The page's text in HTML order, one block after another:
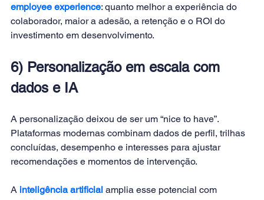
employee experience: quanto melhor a experiência do
colaborador, maior a adesão, a retenção e o ROI do
investimento em desenvolvimento.
6) Personalização em escala com
dados e IA
A personalização deixou de ser um “nice to have”.
Plataformas modernas combinam dados de perfil, trilhas
concluídas, desempenho e interesses para ajustar
recomendações e momentos de intervenção.
A inteligência artificial amplia esse potencial com